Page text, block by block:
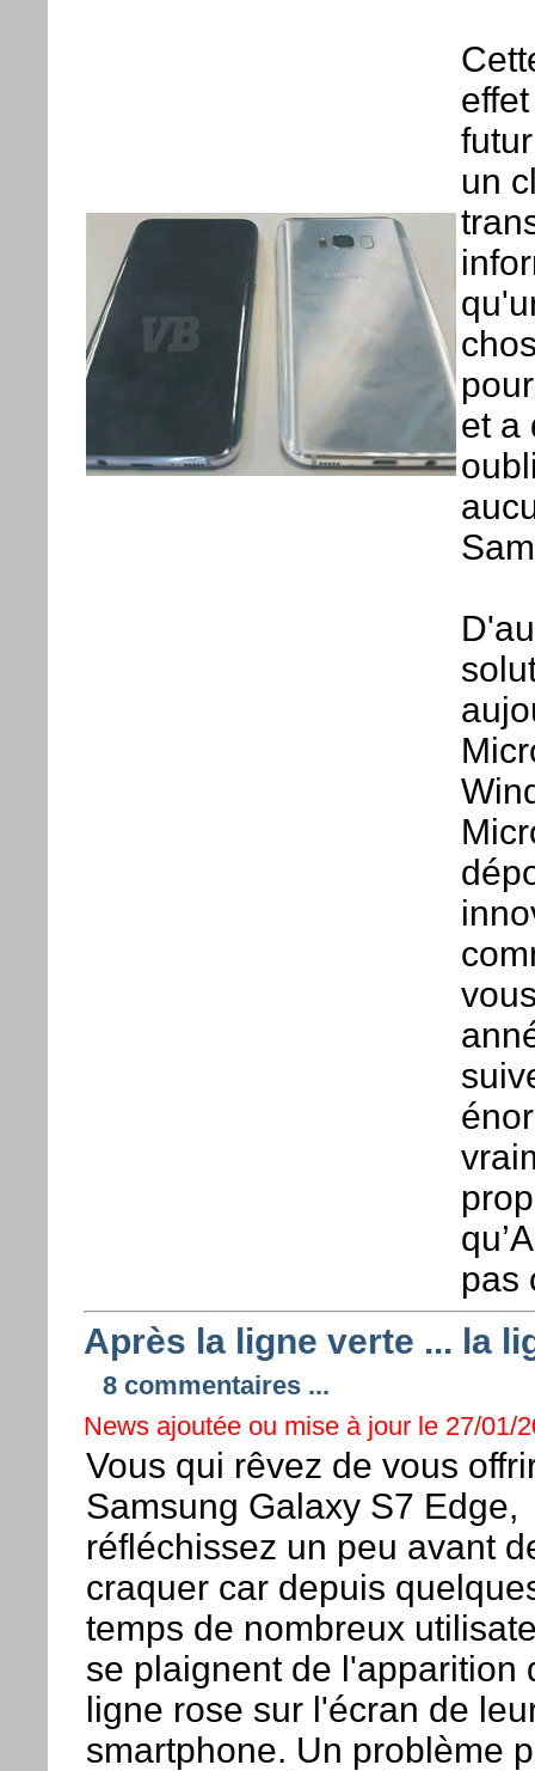
un
et a
pas
Après la ligne verte ... la
8 commentaires ...
News ajoutée ou mise à jour le 27/01/
Vous qui rêvez de vous
Samsung Galaxy S7 Edge,
réfléchissez un peu avant
craquer car depuis
temps de nombreux
se plaignent de l'apparition
ligne rose sur l'écran de
smartphone. Un problème